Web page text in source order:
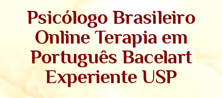
Psicólogo Brasileiro
Online Terapia em
Português Bacelart
Experiente USP